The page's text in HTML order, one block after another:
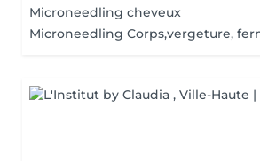
Microneedling cheveux
Microneedling Corps,vergeture,